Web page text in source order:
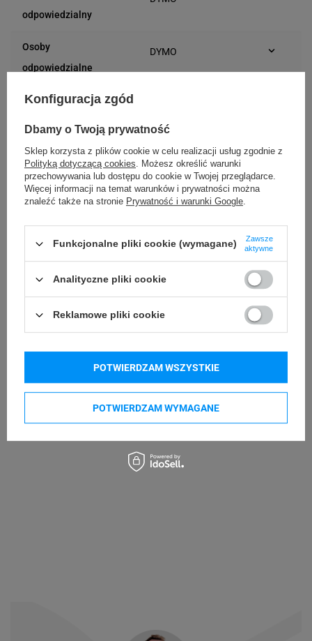
odpowiedzialny
Osoby
odpowiedzialne
DYMO
Kompatybilne urządzenia
DYMO Rhino 4200 DYMO Rhino 5200
DYMO Rhino 6000+ DYMO LabelWriter LW 450 Duo
DYMO LabelManager LM 280 DYMO LabelManager LM 360D
Kupowane razem
Konfiguracja zgód
Dbamy o Twoją prywatność
Sklep korzysta z plików cookie w celu realizacji usług zgodnie z
Polityką dotyczącą cookies. Możesz określić warunki
przechowywania lub dostępu do cookie w Twojej przeglądarce.
Więcej informacji na temat warunków i prywatności można
znaleźć także na stronie Prywatność i warunki Google.
Funkcjonalne pliki cookie (wymagane)
Zawsze
aktywne
Analityczne pliki cookie
Reklamowe pliki cookie
POTWIERDZAM WYMAGANE
POTWIERDZAM WSZYSTKIE